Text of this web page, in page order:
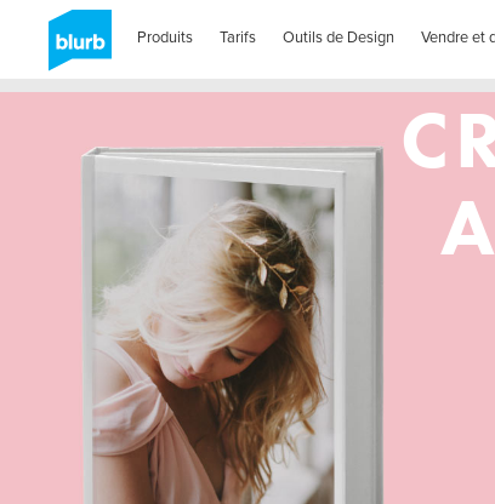
content
Produits Tarifs Outils de Design Vendre et